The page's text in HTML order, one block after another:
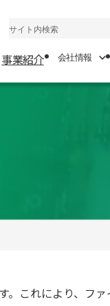
事業紹介 会社情報
導
。これにより、フ